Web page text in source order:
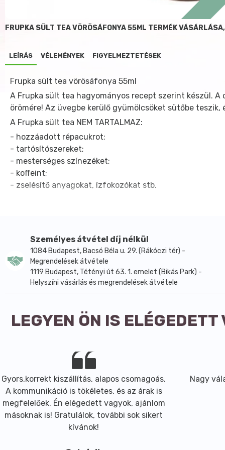
FRUPKA SÜLT TEA VÖRÖSÁFONYA 55ML TERMÉK
LEÍRÁS VÉLEMÉNYEK FIGYELMEZTETÉSEK
Frupka sült tea vörösáfonya 55ml
A Frupka sült tea hagyományos recept szerint készül. A
örömére! Az üvegbe kerülő gyümölcsöket sütőbe
A Frupka sült tea NEM TARTALMAZ:
- hozzáadott répacukrot;
- tartósítószereket;
- mesterséges színezéket;
- koffeint;
- zselésítő anyagokat, ízfokozókat stb.
Az egyik legédesebb Frupka sült tea, amelynek mézes
gyümölcs, meglepő, hogy a készítés és fűszerezés
teáját!
Összetevők: víz, vörös áfonya, fruktóz, alma, eper,
ÁTLAGOS TÁPÉRTÉK 100 G TERMÉKBEN:
517 kJ / 122 kcal
Zsír 0,2 g
… amelyből cukrok 27 g
Só 0 g
Személyes átvétel díj nélkül
1084 Budapest, Bacsó Béla u. 29. (Rákóczi tér) -
Megrendelések átvétele
1119 Budapest, Tétényi út 63. 1. emelet (Bikás Park) -
Helyszíni vásárlás és megrendelések átvétele
LEGYEN ÖN IS
Gyors,korrekt kiszállítás, alapos csomagoás.
A kommunikáció is tökéletes, és az árak is
megfelelőek. Én elégedett vagyok, ajánlom
másoknak is! Gratulálok, további sok sikert
kívánok!
Nagy